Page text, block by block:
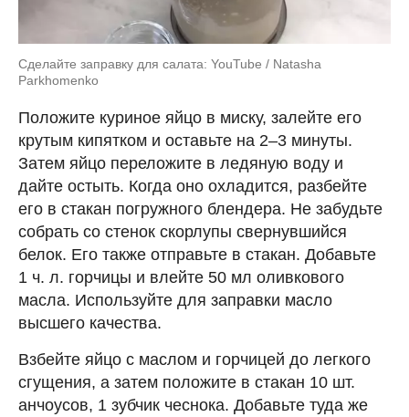
Сделайте заправку для салата: YouTube / Natasha
Parkhomenko
Положите куриное яйцо в миску, залейте его
крутым кипятком и оставьте на 2–3 минуты.
Затем яйцо переложите в ледяную воду и
дайте остыть. Когда оно охладится, разбейте
его в стакан погружного блендера. Не забудьте
собрать со стенок скорлупы свернувшийся
белок. Его также отправьте в стакан. Добавьте
1 ч. л. горчицы и влейте 50 мл оливкового
масла. Используйте для заправки масло
высшего качества.
Взбейте яйцо с маслом и горчицей до легкого
сгущения, а затем положите в стакан 10 шт.
анчоусов, 1 зубчик чеснока. Добавьте туда же